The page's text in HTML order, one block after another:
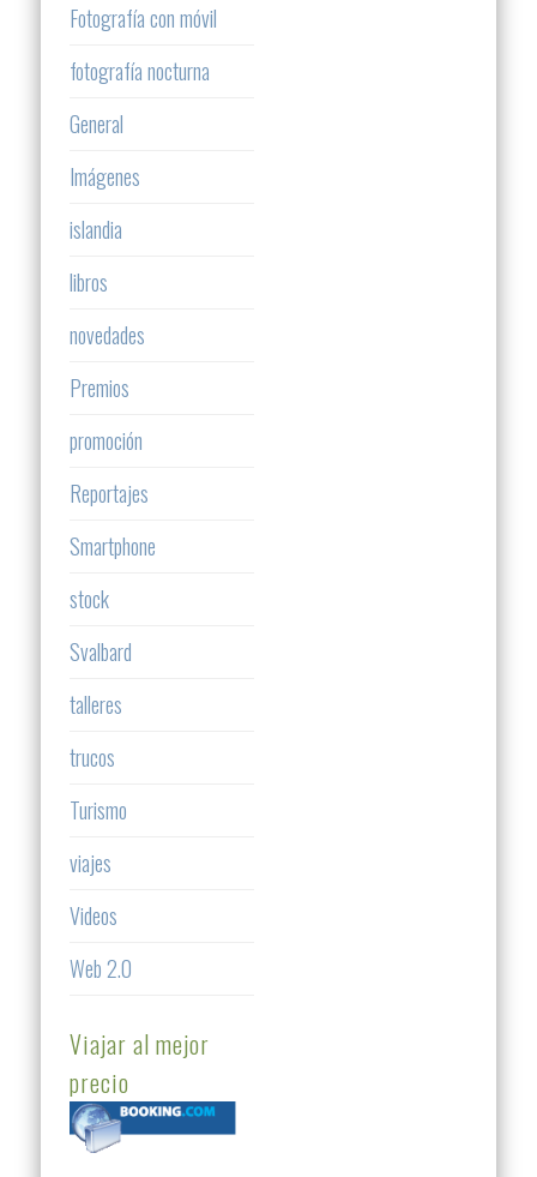
Fotografía con móvil
fotografía nocturna
General
Imágenes
islandia
libros
novedades
Premios
promoción
Reportajes
Smartphone
stock
Svalbard
talleres
trucos
Turismo
viajes
Videos
Web 2.0
Viajar al mejor
precio